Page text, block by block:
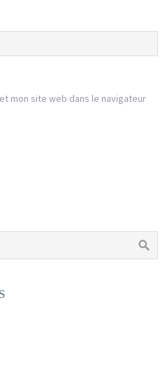
mon site web dans le navigateur